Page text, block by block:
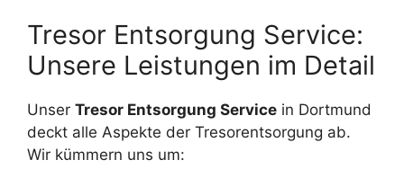
Tresor Entsorgung Service:
Unsere Leistungen im Detail
Unser Tresor Entsorgung Service in Dortmund
deckt alle Aspekte der Tresorentsorgung ab.
Wir kümmern uns um: